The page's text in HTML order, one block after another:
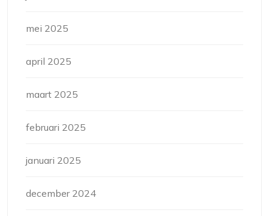
mei 2025
april 2025
maart 2025
februari 2025
januari 2025
december 2024